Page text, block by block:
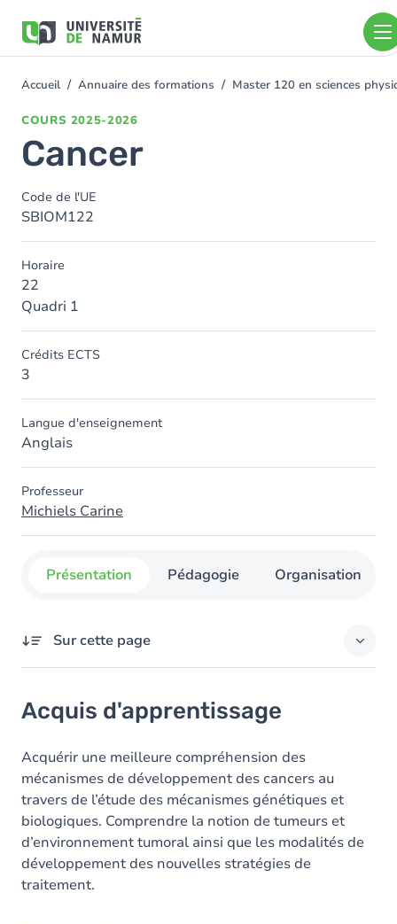
contenu
You
Accueil Annuaire des formations Master 120 en sciences
COURS 2025-2026
Cancer
Code de l'UE
SBIOM122
Horaire
22
Quadri 1
Crédits ECTS
3
Langue d'enseignement
Anglais
Professeur
Michiels Carine
Présentation Pédagogie Organisation
Sur cette page
Objectifs
Contenu
Table des matières
Acquis d'apprentissage
Acquérir une meilleure compréhension des
mécanismes de développement des cancers au
travers de l’étude des mécanismes génétiques et
biologiques. Comprendre la notion de tumeurs et
d’environnement tumoral ainsi que les modalités de
développement des nouvelles stratégies de
traitement.